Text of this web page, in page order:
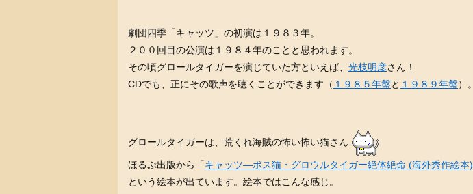
劇団四季「キャッツ」の初演は１９８３年。
２００回目の公演は１９８４年のことと思われます。
その頃グロールタイガーを演じていた方といえば、 光枝明彦さん！
CDでも、正にその歌声を聴くことができます（ １９８５年盤と １９８９年盤）。
グロールタイガーは、荒くれ海賊の怖い怖い猫さん
ほるぷ出版から「キャッツ―ボス猫・グロウルタイガー絶体絶命 (海外秀作絵本)
という絵本が出ています。絵本ではこんな感じ。